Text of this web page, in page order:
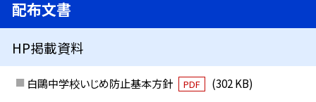
配布文書
HP掲載資料
白鷗中学校いじめ防止基本方針 PDF (302 KB)